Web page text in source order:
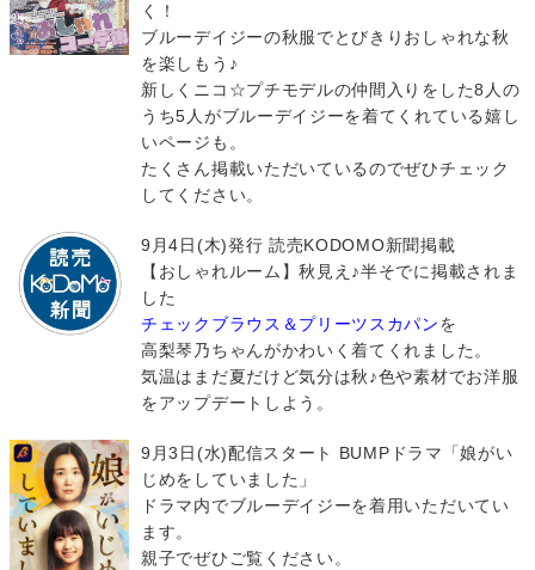
く！
ブルーデイジーの秋服でとびきりおしゃれな秋
を楽しもう♪
新しくニコ☆プチモデルの仲間入りをした8人の
うち5人がブルーデイジーを着てくれている嬉し
いページも。
たくさん掲載いただいているのでぜひチェック
してください。
9月4日(木)発行 読売KODOMO新聞掲載
【おしゃれルーム】秋見え♪半そでに掲載されま
した
チェックブラウス＆プリーツスカパンを
高梨琴乃ちゃんがかわいく着てくれました。
気温はまだ夏だけど気分は秋♪色や素材でお洋服
をアップデートしよう。
9月3日(水)配信スタート BUMPドラマ「娘がい
じめをしていました」
ドラマ内でブルーデイジーを着用いただいてい
ます。
親子でぜひご覧ください。